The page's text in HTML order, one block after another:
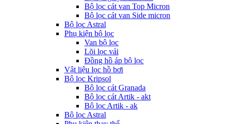
Bộ lọc cát van Top Micron
Bộ lọc cát van Side micron
Bộ lọc Astral
Phụ kiện bộ lọc
Van bộ lọc
Lõi lọc vải
Đồng hồ áp bộ lọc
Vật liệu lọc hồ bơi
Bộ lọc Kripsol
Bộ lọc cát Granada
Bộ lọc cát Artik - akt
Bộ lọc Artik - ak
Bộ lọc Astral